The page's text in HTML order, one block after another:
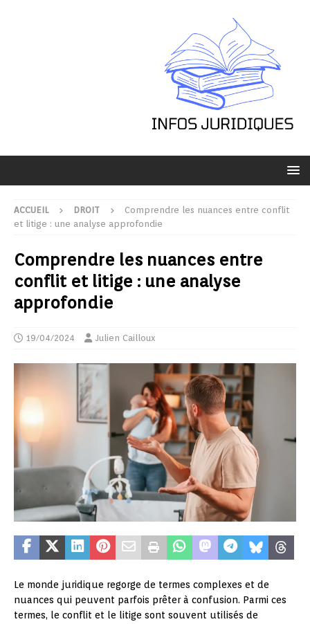
ACCUEIL DROIT
Comprendre les nuances entre conflit
et litige : une analyse approfondie
Comprendre les nuances entre
conflit et litige : une analyse
approfondie
19/04/2024 Julien Cailloux
Le monde juridique regorge de termes complexes et de
nuances qui peuvent parfois prêter à confusion. Parmi ces
termes, le conflit et le litige sont souvent utilisés de